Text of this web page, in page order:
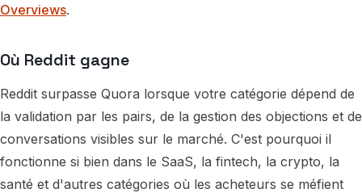
Overviews.
Où Reddit gagne
Reddit surpasse Quora lorsque votre catégorie dépend de
la validation par les pairs, de la gestion des objections et de
conversations visibles sur le marché. C'est pourquoi il
fonctionne si bien dans le SaaS, la fintech, la crypto, la
santé et d'autres catégories où les acheteurs se méfient